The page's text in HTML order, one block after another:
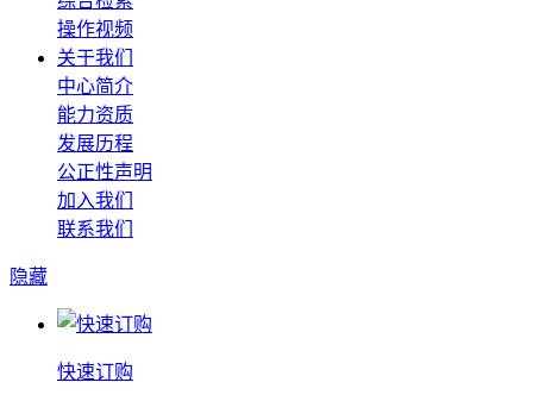
操作视频
关于我们
中心简介
能力资质
发展历程
公正性声明
加入我们
联系我们
隐藏
快速订购